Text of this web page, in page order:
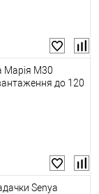
Марія М30
до 120
Senya